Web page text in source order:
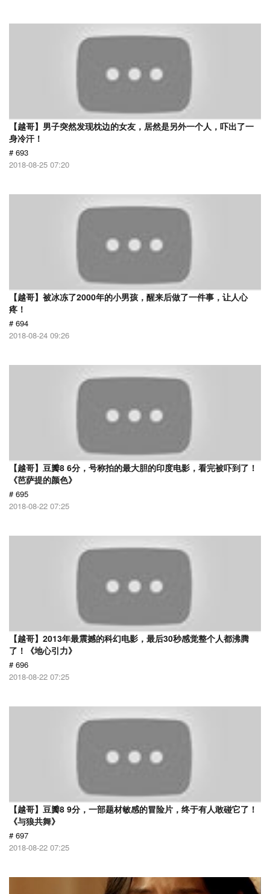
【越哥】男子突然发现枕边的女友，居然是另外一个人，吓出了一
身冷汗！
# 693
2018-08-25 07:20
【越哥】被冰冻了2000年的小男孩，醒来后做了一件事，让人心
疼！
# 694
2018-08-24 09:26
【越哥】豆瓣8 6分，号称拍的最大胆的印度电影，看完被吓到了！
《芭萨提的颜色》
# 695
2018-08-22 07:25
【越哥】2013年最震撼的科幻电影，最后30秒感觉整个人都沸腾
了！《地心引力》
# 696
2018-08-22 07:25
【越哥】豆瓣8 9分，一部题材敏感的冒险片，终于有人敢碰它了！
《与狼共舞》
# 697
2018-08-22 07:25